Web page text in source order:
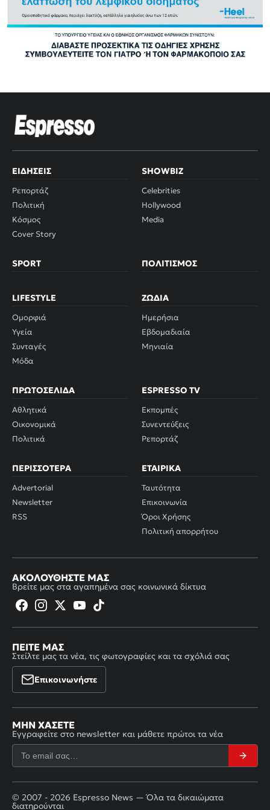
ΕΙΔΉΣΕΙΣ
Ρεπορτάζ
Πολιτική
Κόσμος
Cover Story
SHOWBIZ
Celebrities
Hollywood
Media
SPORT ΠΟΛΙΤΙΣΜΌΣ
LIFESTYLE
Ομορφιά
Υγεία
Συνταγές
Μόδα
ΖΏΔΙΑ
Ημερήσια
Εβδομαδιαία
Μηνιαία
ΠΡΩΤΟΣΈΛΙΔΑ
Αθλητικά
Οικονομικά
Πολιτικά
ESPRESSO TV
Εκπομπές
Συνεντεύξεις
Ρεπορτάζ
ΠΕΡΙΣΣΌΤΕΡΑ
Advertorial
Newsletter
RSS
ΕΤΑΙΡΙΚΆ
Ταυτότητα
Επικοινωνία
Όροι Χρήσης
Πολιτική απορρήτου
ΑΚΟΛΟΥΘΉΣΤΕ ΜΑΣ
Βρείτε μας στα αγαπημένα σας κοινωνικά δίκτυα
ΠΕΊΤΕ ΜΑΣ
Στείλτε μας τα νέα, τις φωτογραφίες και τα σχόλιά σας
Επικοινωνήστε
ΜΗΝ ΧΆΣΕΤΕ
Εγγραφείτε στο newsletter και μάθετε πρώτοι τα νέα
© 2007 - 2026 Espresso News — Όλα τα δικαιώματα
διατηρούνται